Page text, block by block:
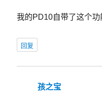
我的PD10自带了这个功
回复
孩之宝